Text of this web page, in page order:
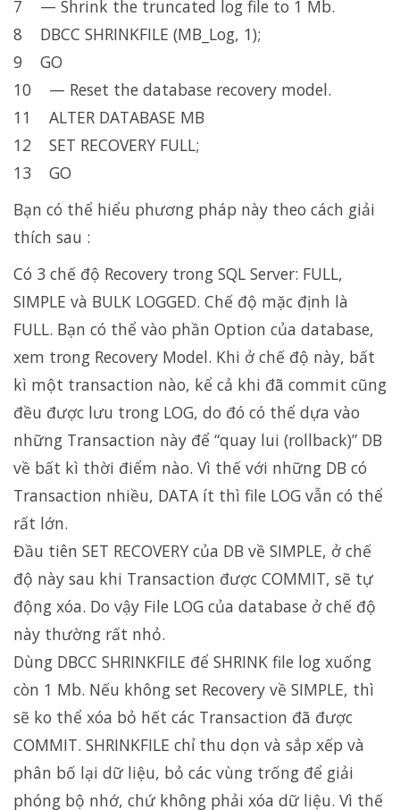
7 — Shrink the truncated log file to 1 Mb.
8 DBCC SHRINKFILE (MB_Log, 1);
9 GO
10 — Reset the database recovery model.
11 ALTER DATABASE MB
12 SET RECOVERY FULL;
13 GO
Bạn có thể hiểu phương pháp này theo cách giải
thích sau :
Có 3 chế độ Recovery trong SQL Server: FULL,
SIMPLE và BULK LOGGED. Chế độ mặc định là
FULL. Bạn có thể vào phần Option của database,
xem trong Recovery Model. Khi ở chế độ này, bất
kì một transaction nào, kể cả khi đã commit cũng
đều được lưu trong LOG, do đó có thể dựa vào
những Transaction này để “quay lui (rollback)” DB
về bất kì thời điểm nào. Vì thế với những DB có
Transaction nhiều, DATA ít thì file LOG vẫn có thể
rất lớn.
Đầu tiên SET RECOVERY của DB về SIMPLE, ở chế
độ này sau khi Transaction được COMMIT, sẽ tự
động xóa. Do vậy File LOG của database ở chế độ
này thường rất nhỏ.
Dùng DBCC SHRINKFILE để SHRINK file log xuống
còn 1 Mb. Nếu không set Recovery về SIMPLE, thì
sẽ ko thể xóa bỏ hết các Transaction đã được
COMMIT. SHRINKFILE chỉ thu dọn và sắp xếp và
phân bố lại dữ liệu, bỏ các vùng trống để giải
phóng bộ nhớ, chứ không phải xóa dữ liệu. Vì thế